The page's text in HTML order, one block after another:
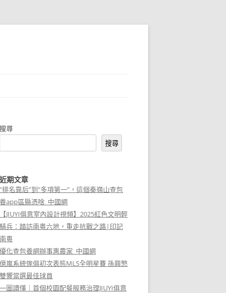
搜尋
搜尋
近期文章
“排名靠后”到“多項第一”，這個秦嶺山查包
養app區縣憑啥_中國網
【JIUYI俱意室內設計視頻】2025紅色文明輕
騎兵：踏訪南粵六地，重走抗戰之路|印記
南粵
優化查包養網辦事惠農家_中國網
億嵐系統傢俱初次表態MLS全明星賽 孫興慜
雙響當選最佳球員
一圖讀懂｜首個校園配餐服務治理JIUYI俱意